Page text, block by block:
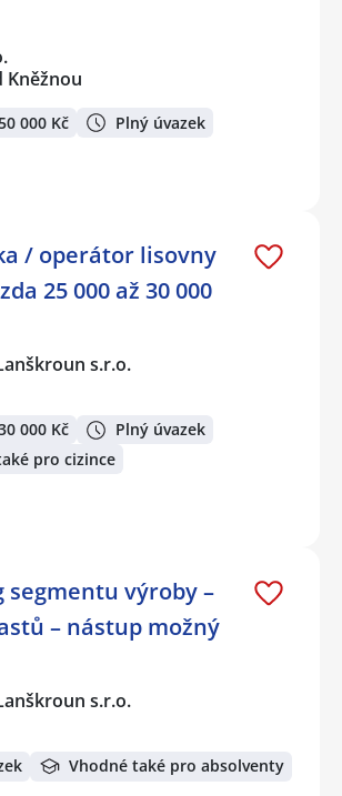
Kněžnou
000 Kč Plný úvazek
/ operátor lisovny
25 000 až 30 000
s.r.o.
000 Kč
Plný úvazek
pro cizince
segmentu výroby –
– nástup možný
s.r.o.
Vhodné také pro absolventy